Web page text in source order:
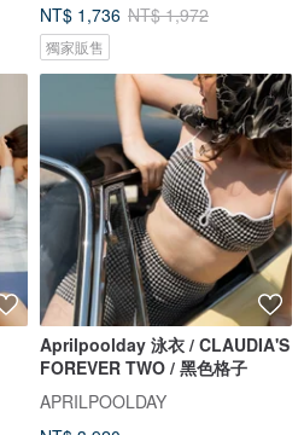
NT$ 1,736 NT$ 1,972
獨家販售
Aprilpoolday 泳衣 / CLAUDIA'S
FOREVER TWO / 黑色格子
APRILPOOLDAY